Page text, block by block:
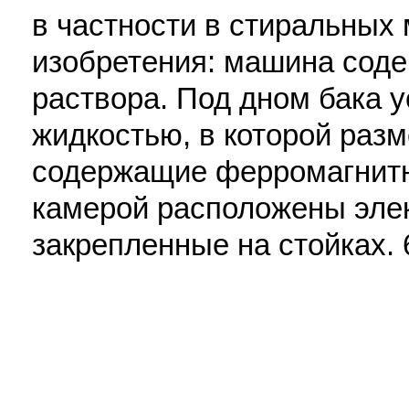
в частности в
изобретения: машина
раствора. Под дном бака
жидкостью, в которой
содержащие
камерой расположены
закрепленные на